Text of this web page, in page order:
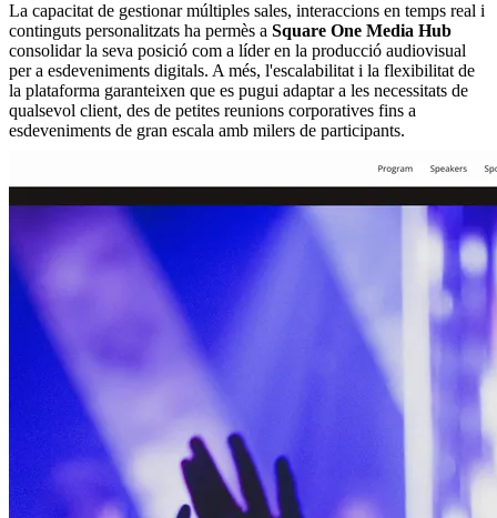
La capacitat de gestionar múltiples sales, interaccions en temps real i
continguts personalitzats ha permès a Square One Media Hub
consolidar la seva posició com a líder en la producció audiovisual
per a esdeveniments digitals. A més, l'escalabilitat i la flexibilitat de
la plataforma garanteixen que es pugui adaptar a les necessitats de
qualsevol client, des de petites reunions corporatives fins a
esdeveniments de gran escala amb milers de participants.